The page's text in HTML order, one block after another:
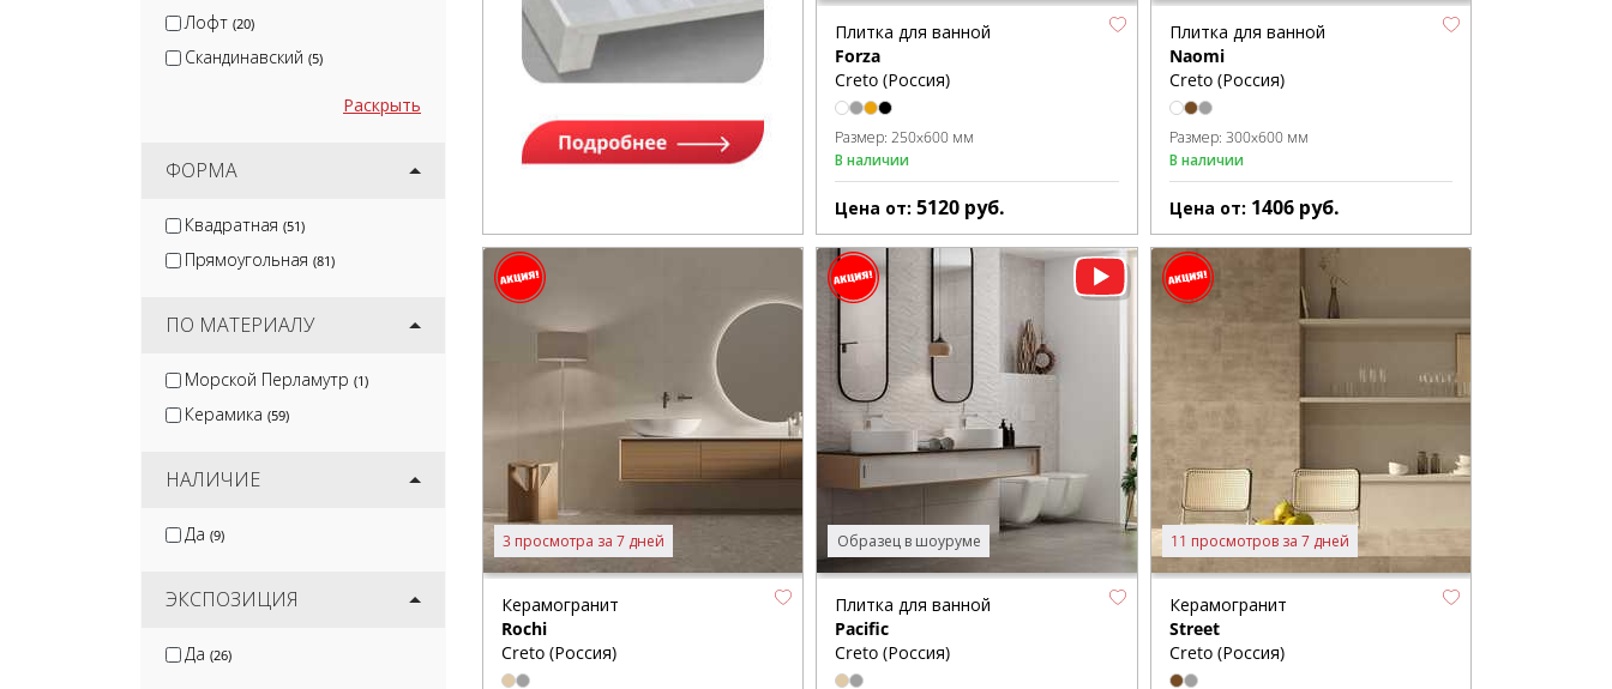
Лофт (20)
Скандинавский (5)
Раскрыть
ФОРМА
Квадратная (51)
Прямоугольная (81)
ПО МАТЕРИАЛУ
Морской Перламутр (1)
Керамика (59)
НАЛИЧИЕ
Да (9)
ЭКСПОЗИЦИЯ
Да (26)
Плитка для ванной
Forza
Creto (Россия)
Размер:250x600 мм
В наличии
Цена от:5120 руб.
Плитка для ванной
Naomi
Creto (Россия)
Размер: 300x600 мм
В наличии
Цена от: 1406 руб.
3 просмотра за 7 дней
Керамогранит
Rochi
Creto (Россия)
Образец в шоуруме
Плитка для ванной
Pacific
Creto (Россия)
11 просмотров за 7 дней
Керамогранит
Street
Creto (Россия)